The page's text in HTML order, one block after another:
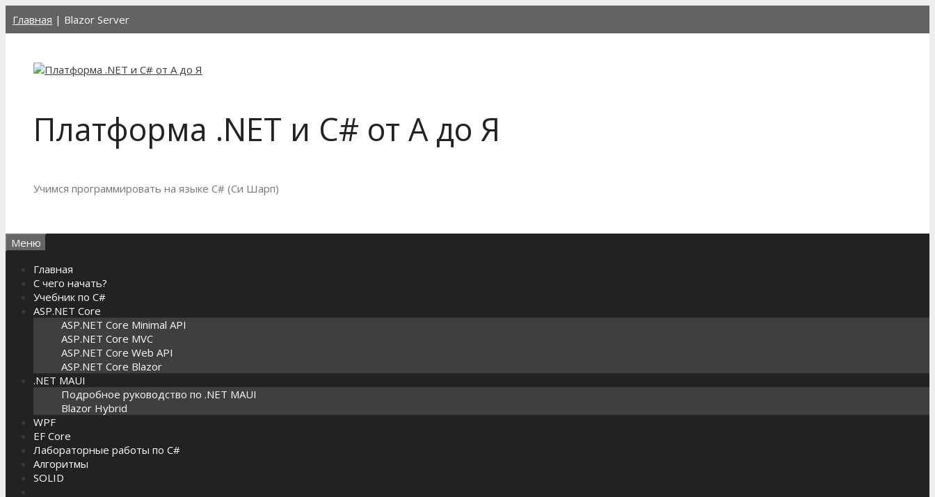
Главная | Blazor Server
Платформа .NET и C# от А до Я
Учимся программировать на языке C# (Си Шарп)
Меню
Главная
С чего начать?
Учебник по C#
ASP.NET Core
ASP.NET Core Minimal API
ASP.NET Core MVC
ASP.NET Core Web API
ASP.NET Core Blazor
.NET MAUI
Подробное руководство по .NET MAUI
Blazor Hybrid
WPF
EF Core
Лабораторные работы по C#
Алгоритмы
SOLID